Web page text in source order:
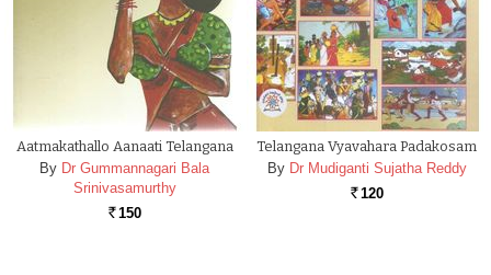
Aatmakathallo Aanaati Telangana
By Dr Gummannagari Bala
Srinivasamurthy
Rs. 150
Telangana Vyavahara Padakosam
By Dr Mudiganti Sujatha Reddy
Rs. 120